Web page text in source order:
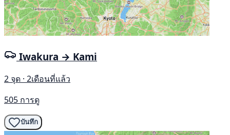
Iwakura → Kami
2 จุด · 2เดือนที่แล้ว
505 การดู
บันทึก